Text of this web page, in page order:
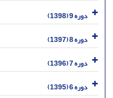
دوره 9 (1398)
دوره 8 (1397)
دوره 7 (1396)
دوره 6 (1395)